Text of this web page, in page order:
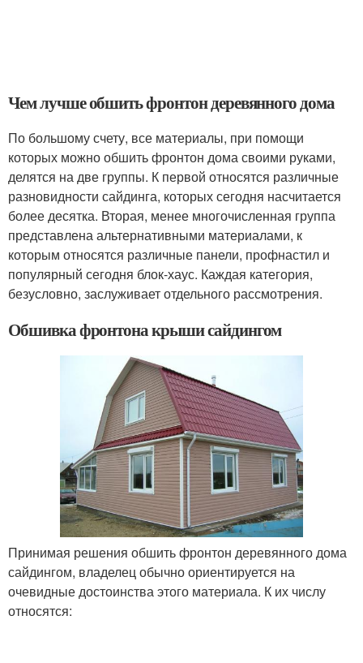
Чем лучше обшить фронтон деревянного дома
По большому счету, все материалы, при помощи
которых можно обшить фронтон дома своими руками,
делятся на две группы. К первой относятся различные
разновидности сайдинга, которых сегодня насчитается
более десятка. Вторая, менее многочисленная группа
представлена альтернативными материалами, к
которым относятся различные панели, профнастил и
популярный сегодня блок-хаус. Каждая категория,
безусловно, заслуживает отдельного рассмотрения.
Обшивка фронтона крыши сайдингом
Принимая решения обшить фронтон деревянного дома
сайдингом, владелец обычно ориентируется на
очевидные достоинства этого материала. К их числу
относятся: